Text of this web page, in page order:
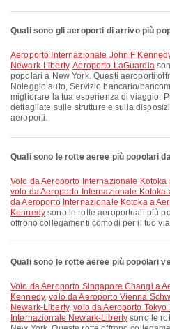
Quali sono gli aeroporti di arrivo più
Aeroporto Internazionale John F
Newark-Liberty,Aeroporto LaGuardia
popolari a New York. Questi aeroporti
Noleggio auto, Servizio bancario/
migliorare la tua esperienza di viaggio.
dettagliate sulle strutture e sulla
aeroporti.
Quali sono le rotte aeree più popolari
volo da Aeroporto Internazionale
volo da Aeroporto Internazionale Kotoka
da Aeroporto Internazionale Kotoka a
Kennedysono le rotte aeroportuali più
offrono collegamenti comodi per il tuo
Quali sono le rotte aeree più popolari
volo da Aeroporto Singapore Changi a Aeroporto Internazionale John F
Kennedy,volo da Aeroporto Vienna
Newark-Liberty,volo da Aeroporto
Internazionale Newark-Liberty sono le